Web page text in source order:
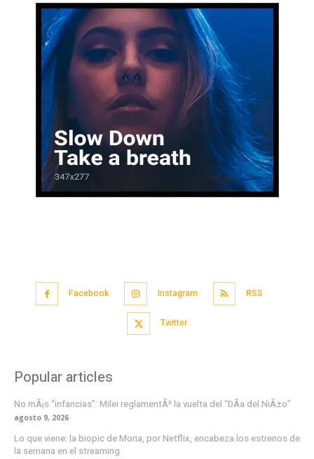
Facebook Instagram RSS
Twitter
Popular articles
No mÃ¡s “infancias”: Milei reglamentÃ³ la vuelta del “DÃ­a del NiÃ±o”
agosto 9, 2026
Lo que viene: la biopic de Moria, por Netflix, encabeza los estrenos de
la semana en el streaming